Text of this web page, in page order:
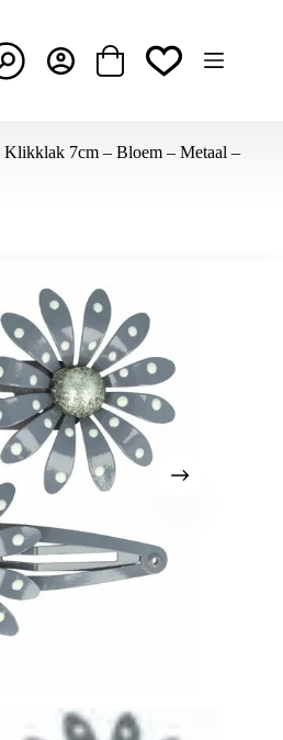
Winkelwagen
Klikklak 7cm – Bloem – Metaal –